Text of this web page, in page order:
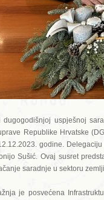
dugogodišnjoj uspješnoj
Republike Hrvatske
godine.
Sušić. Ovaj susret
saradnje u sektoru
je posvećena